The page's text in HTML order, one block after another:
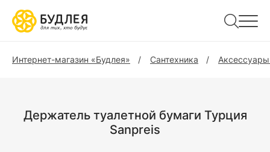
Интернет-магазин «Будлея» Сантехника
Держатель туалетной бумаги Турция
Sanpreis